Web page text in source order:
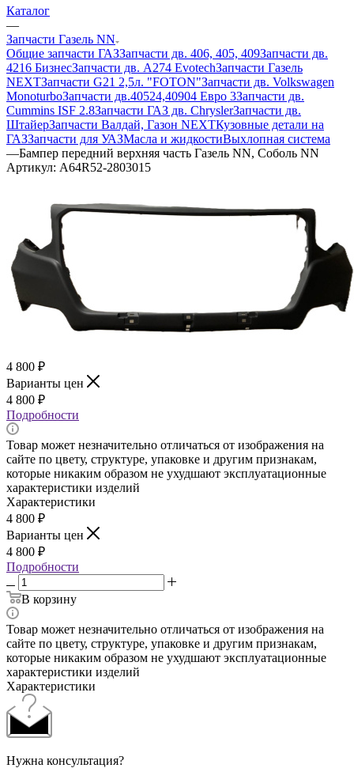
Каталог
—
Запчасти Газель NN
Общие запчасти ГАЗЗапчасти дв. 406, 405, 409Запчасти дв.
4216 БизнесЗапчасти дв. A274 EvotechЗапчасти Газель
NEXTЗапчасти G21 2,5л. "FOTON"Запчасти дв. Volkswagen
MonoturboЗапчасти дв.40524,40904 Евро 3Запчасти дв.
Cummins ISF 2.8Запчасти ГАЗ дв. ChryslerЗапчасти дв.
ШтайерЗапчасти Валдай, Газон NEXTКузовные детали на
ГАЗЗапчасти для УАЗМасла и жидкостиВыхлопная система
—Бампер передний верхняя часть Газель NN, Соболь NN
Артикул: A64R52-2803015
4 800 ₽
Варианты цен
4 800 ₽
Подробности
Товар может незначительно отличаться от изображения на
сайте по цвету, структуре, упаковке и другим признакам,
которые никаким образом не ухудшают эксплуатационные
характеристики изделий
Характеристики
4 800 ₽
Варианты цен
4 800 ₽
Подробности
В корзину
Товар может незначительно отличаться от изображения на
сайте по цвету, структуре, упаковке и другим признакам,
которые никаким образом не ухудшают эксплуатационные
характеристики изделий
Характеристики
Нужна консультация?